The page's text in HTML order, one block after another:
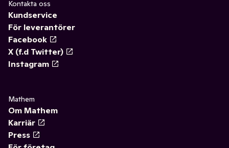
Kontakta oss
Kundservice
För leverantörer
Facebook
X (f.d Twitter)
Instagram
Mathem
Om Mathem
Karriär
Press